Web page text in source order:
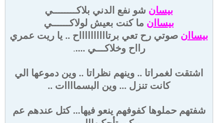
بيسان شو نفع الدني بلاكــــــــي
بيساان ما كنت بعيش لولاكــــــي
بيساان صوتي رح تعي برتااااااااااح .. يا ريت عمري
رااح وخلاكـــي .....
اشتقت لغمراتا .. وينهم نظراتا .. وين دموعها الي
كانت تنزل ... وين البسماااات ..
شفتهم حملوها كفوفهم ينعو فيها... كتل عندهم عم